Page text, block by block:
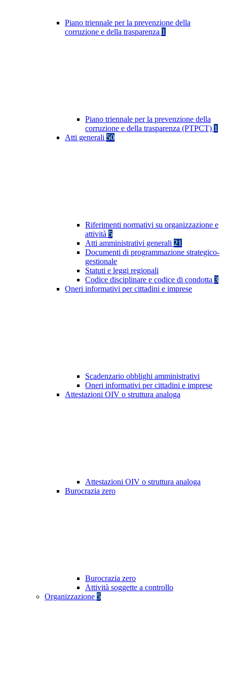
Piano triennale per la prevenzione della
corruzione e della trasparenza 1
Piano triennale per la prevenzione della
corruzione e della trasparenza (PTPCT) 1
Atti generali 50
Riferimenti normativi su organizzazione e
attività 5
Atti amministrativi generali 21
Documenti di programmazione strategico-
gestionale
Statuti e leggi regionali
Codice disciplinare e codice di condotta 3
Oneri informativi per cittadini e imprese
Scadenzario obblighi amministrativi
Oneri informativi per cittadini e imprese
Attestazioni OIV o struttura analoga
Attestazioni OIV o struttura analoga
Burocrazia zero
Burocrazia zero
Attività soggette a controllo
Organizzazione 5